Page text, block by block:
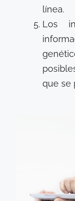
línea.
Los
que se